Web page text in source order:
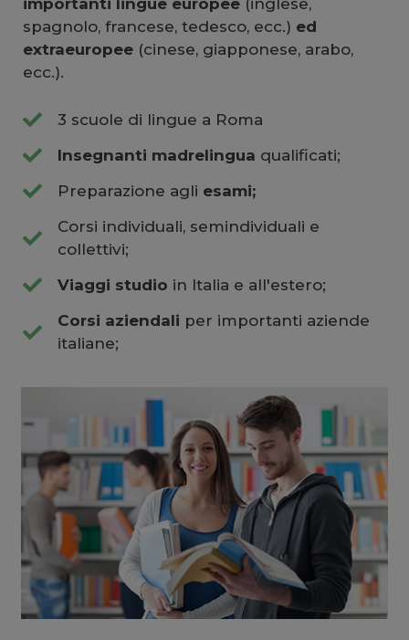
spagnolo, francese, tedesco, ecc.) ed
extraeuropee (cinese, giapponese, arabo,
ecc.).
3 scuole di lingue a Roma
Insegnanti madrelingua qualificati;
Preparazione agli esami;
Corsi individuali, semindividuali e
collettivi;
Viaggi studio in Italia e all'estero;
Corsi aziendali per importanti aziende
italiane;